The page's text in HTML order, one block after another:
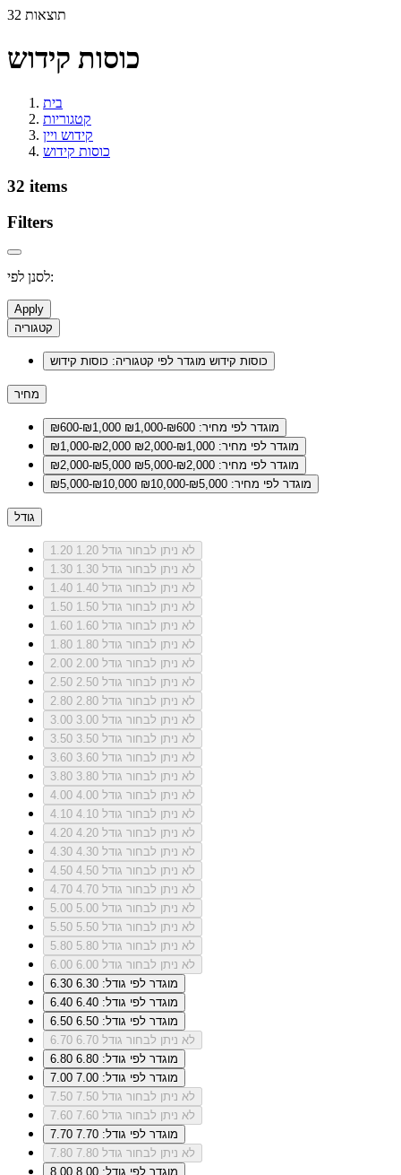
32 תוצאות
כוסות קידוש
בית
קטגוריות
קידוש ויין
כוסות קידוש
32 items
Filters
לסנן לפי:
Apply
קטגוריה
כוסות קידוש מוגדר לפי קטגוריה: כוסות קידוש
מחיר
₪600-₪1,000
מוגדר לפי מחיר: ₪600-₪1,000
₪1,000-₪2,000
מוגדר לפי מחיר: ₪1,000-₪2,000
₪2,000-₪5,000
מוגדר לפי מחיר: ₪2,000-₪5,000
₪5,000-₪10,000
מוגדר לפי מחיר: ₪5,000-₪10,000
גודל
1.20
לא ניתן לבחור גודל 1.20
1.30
לא ניתן לבחור גודל 1.30
1.40
לא ניתן לבחור גודל 1.40
1.50
לא ניתן לבחור גודל 1.50
1.60
לא ניתן לבחור גודל 1.60
1.80
לא ניתן לבחור גודל 1.80
2.00
לא ניתן לבחור גודל 2.00
2.50
לא ניתן לבחור גודל 2.50
2.80
לא ניתן לבחור גודל 2.80
3.00
לא ניתן לבחור גודל 3.00
3.50
לא ניתן לבחור גודל 3.50
3.60
לא ניתן לבחור גודל 3.60
3.80
לא ניתן לבחור גודל 3.80
4.00
לא ניתן לבחור גודל 4.00
4.10
לא ניתן לבחור גודל 4.10
4.20
לא ניתן לבחור גודל 4.20
4.30
לא ניתן לבחור גודל 4.30
4.50
לא ניתן לבחור גודל 4.50
4.70
לא ניתן לבחור גודל 4.70
5.00
לא ניתן לבחור גודל 5.00
5.50
לא ניתן לבחור גודל 5.50
5.80
לא ניתן לבחור גודל 5.80
6.00
לא ניתן לבחור גודל 6.00
6.30
מוגדר לפי גודל: 6.30
6.40
מוגדר לפי גודל: 6.40
6.50
מוגדר לפי גודל: 6.50
6.70
לא ניתן לבחור גודל 6.70
6.80
מוגדר לפי גודל: 6.80
7.00
מוגדר לפי גודל: 7.00
7.50
לא ניתן לבחור גודל 7.50
7.60
לא ניתן לבחור גודל 7.60
7.70
מוגדר לפי גודל: 7.70
7.80
לא ניתן לבחור גודל 7.80
8.00
מוגדר לפי גודל: 8.00